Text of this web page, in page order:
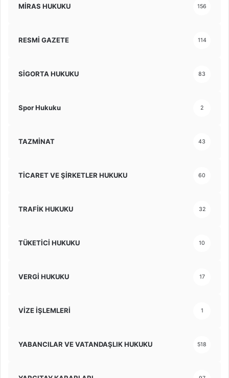
MİRAS HUKUKU 156
RESMİ GAZETE 114
SİGORTA HUKUKU 83
Spor Hukuku 2
TAZMİNAT 43
TİCARET VE ŞİRKETLER HUKUKU 60
TRAFİK HUKUKU 32
TÜKETİCİ HUKUKU 10
VERGİ HUKUKU 17
VİZE İŞLEMLERİ 1
YABANCILAR VE VATANDAŞLIK HUKUKU 518